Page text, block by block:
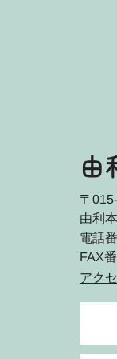
由
〒
由利
電話
FAX
アク